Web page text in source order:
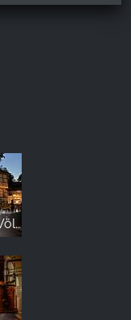
Klosterkrug Wöltingerode